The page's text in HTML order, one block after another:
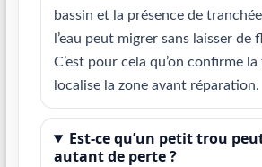
bassin et la présence de
l’eau peut migrer sans laisser de
C’est pour cela qu’on confirme
localise la zone avant réparation.
Est-ce qu’un petit trou
autant de perte ?